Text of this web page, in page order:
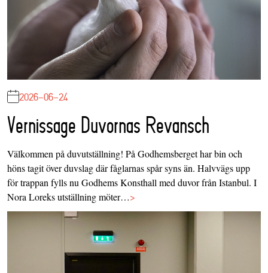
2026-06-24
Vernissage Duvornas Revansch
Välkommen på duvutställning! På Godhemsberget har bin och
höns tagit över duvslag där fåglarnas spår syns än. Halvvägs upp
för trappan fylls nu Godhems Konsthall med duvor från Istanbul. I
Nora Loreks utställning möter…>